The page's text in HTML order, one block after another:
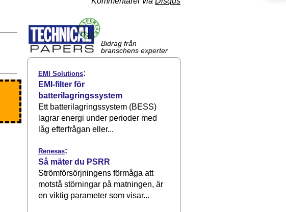
Bidrag från
branschens experter
EMI Solutions:
EMI-filter för
batterilagringssystem
Ett batterilagringssystem (BESS)
lagrar energi under perioder med
låg efterfrågan eller...
Renesas:
Så mäter du PSRR
Strömförsörjningens förmåga att
motstå störningar på matningen, är
en viktig parameter som visar...